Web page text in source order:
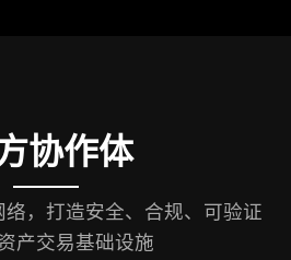
协作体
，打造安全、合规、可验证
产交易基础设施